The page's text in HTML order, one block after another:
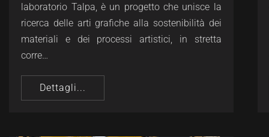
laboratorio Talpa, è un progetto che unisce la
ricerca delle arti grafiche alla sostenibilità dei
materiali e dei processi artistici, in stretta
corre…
Dettagli...